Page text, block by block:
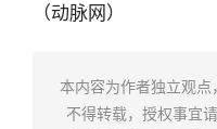
（动脉网）
本内容为作者独立观
不得转载，授权事宜